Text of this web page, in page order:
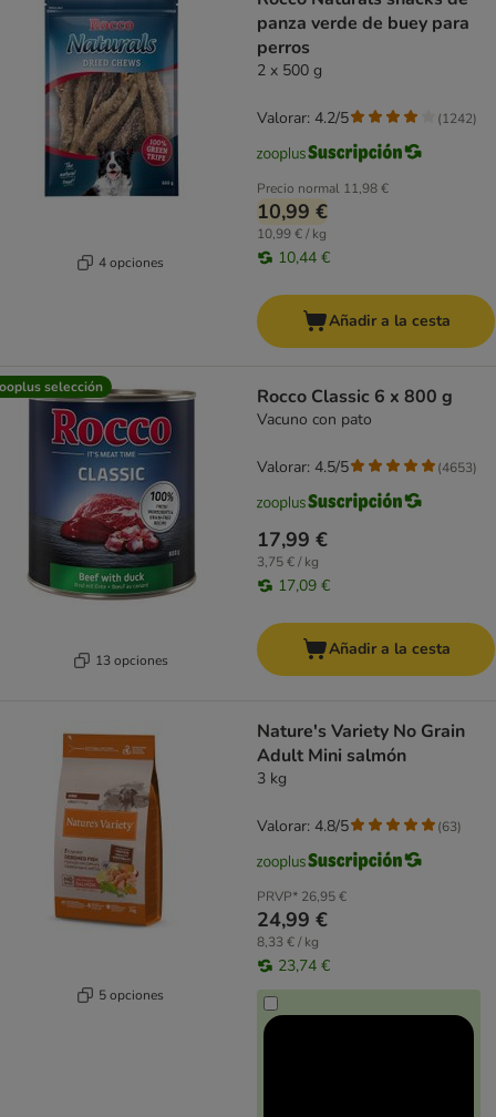
4 opciones
panza verde de buey para
perros
2 x 500 g
Precio normal 11,98 €
10,99 €
10,99 € / kg
10,44 €
Valorar: 4.2/5 (1242)
Añadir a la cesta
selección
13 opciones
Rocco Classic 6 x 800 g
Vacuno con pato
17,99 €
3,75 € / kg
17,09 €
Valorar: 4.5/5 (4653)
Añadir a la cesta
5 opciones
Nature's Variety No Grain
Adult Mini salmón
3 kg
PRVP* 26,95 €
24,99 €
8,33 € / kg
23,74 €
Valorar: 4.8/5 (63)